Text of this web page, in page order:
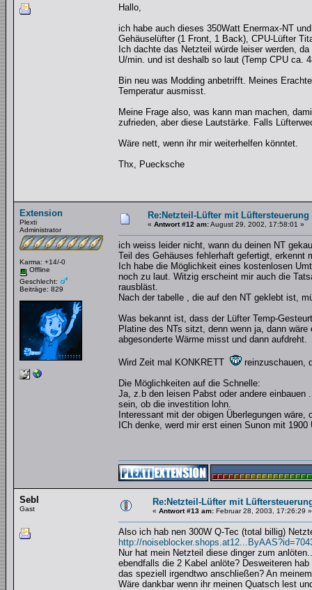
Hallo,
ich habe auch dieses 350Watt Enermax-NT
Gehäuselüfter (1 Front, 1 Back), CPU-Lüfter
Ich dachte das Netzteil würde leiser werden,
U/min. und ist deshalb so laut (Temp CPU ca.
Bin neu was Modding anbetrifft. Meines
Temperatur ausmisst.
Meine Frage also, was kann man machen,
zufrieden, aber diese Lautstärke. Falls
Wäre nett, wenn ihr mir weiterhelfen könntet.
Thx, Puecksche
Extension
Plexti
Administrator
Karma: +14/-0
Offline
Geschlecht:
Beiträge: 829
Re:Netzteil-Lüfter mit
« Antwort #12 am:August 29, 2002, 17:58:01 »
ich weiss leider nicht, wann du deinen NT
Teil des Gehäuses fehlerhaft gefertigt,
Ich habe die Möglichkeit eines kostenlosen
noch zu laut. Witzig erscheint mir auch die
rausbläst.
Nach der tabelle , die auf den NT geklebt ist,
Was bekannt ist, dass der Lüfter Temp-
Platine des NTs sitzt, denn wenn ja, dann
abgesonderte Wärme misst und dann aufdreht.
Wird Zeit mal KONKRETT
reinzuschauen,
Die Möglichkeiten auf die Schnelle:
Ja, z.b den leisen Pabst oder andere
sein, ob die investition lohn.
Interessant mit der obigen Überlegungen
ICh denke, werd mir erst einen Sunon mit
Sebl
Gast
Re:Netzteil-Lüfter mit
« Antwort #13 am: Februar 28, 2003, 17:26:29 »
Also ich hab nen 300W Q-Tec (total billig)
http://
Nur hat mein Netzteil diese dinger zum
ebendfalls die 2 Kabel anlöte? Desweiteren
das speziell irgendtwo anschließen? An
Wäre dankbar wenn ihr meinen Quatsch lest